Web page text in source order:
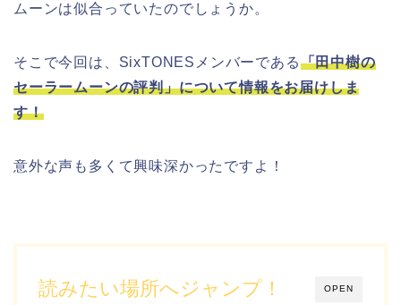
ムーンは似合っていたのでしょうか。
そこで今回は、SixTONESメンバーである「田中樹の
セーラームーンの評判」について情報をお届けしま
す！
意外な声も多くて興味深かったですよ！
OPEN
読みたい場所へジャンプ！